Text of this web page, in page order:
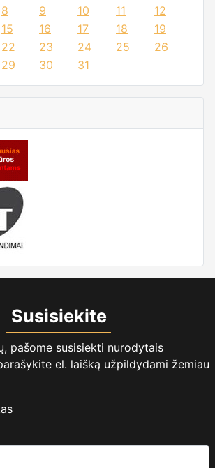
8 9 10 11
12
15 16 17 18
19
22 23 24 25
26
29 30 31
Susisiekite
pašome susisiekti nurodytais
el. laišką užpildydami žemiau